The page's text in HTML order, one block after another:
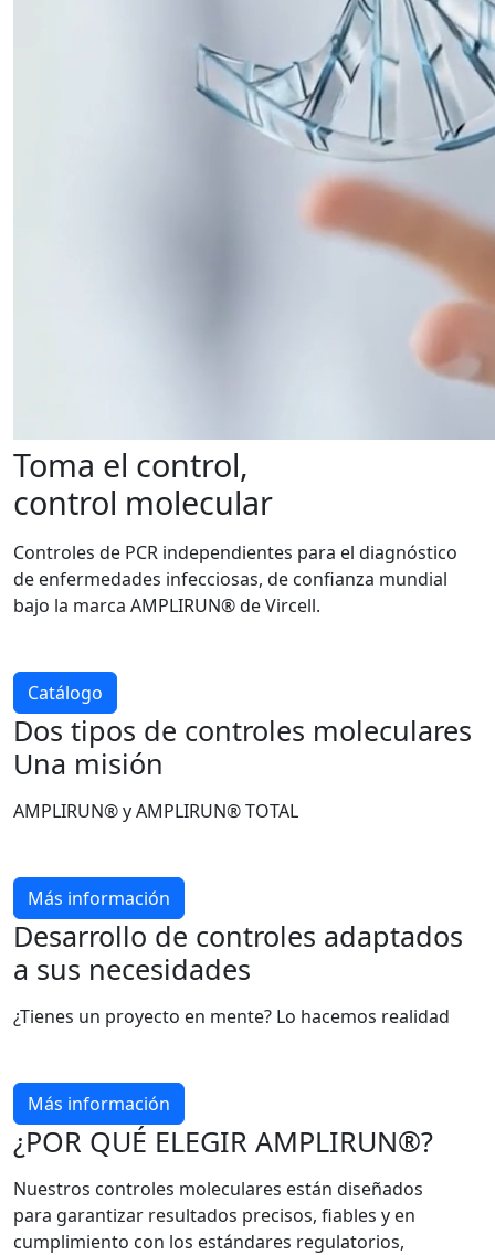
Toma el control,
control molecular
Controles de PCR independientes para el diagnóstico
de enfermedades infecciosas, de confianza mundial
bajo la marca AMPLIRUN® de Vircell.
Catálogo
Dos tipos de controles moleculares
Una misión
AMPLIRUN® y AMPLIRUN® TOTAL
Más información
Desarrollo de controles adaptados
a sus necesidades
¿Tienes un proyecto en mente? Lo hacemos realidad
Más información
¿POR QUÉ ELEGIR AMPLIRUN®?
Nuestros controles moleculares están diseñados
para garantizar resultados precisos, fiables y en
cumplimiento con los estándares regulatorios,